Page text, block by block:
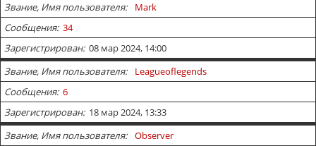
Звание, Имя пользователя
Mark
Сообщения 34
Зарегистрирован 08 мар 2024, 14:00
Звание, Имя пользователя
Leagueoflegends
Сообщения 6
Зарегистрирован 18 мар 2024, 13:33
Звание, Имя пользователя
Observer